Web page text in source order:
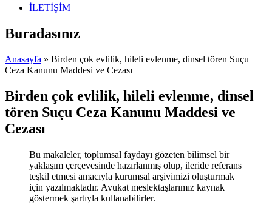
İLETİŞİM
Buradasınız
Anasayfa » Birden çok evlilik, hileli evlenme, dinsel tören Suçu
Ceza Kanunu Maddesi ve Cezası
Birden çok evlilik, hileli evlenme, dinsel
tören Suçu Ceza Kanunu Maddesi ve
Cezası
Bu makaleler, toplumsal faydayı gözeten bilimsel bir
yaklaşım çerçevesinde hazırlanmış olup, ileride referans
teşkil etmesi amacıyla kurumsal arşivimizi oluşturmak
için yazılmaktadır. Avukat meslektaşlarımız kaynak
göstermek şartıyla kullanabilirler.